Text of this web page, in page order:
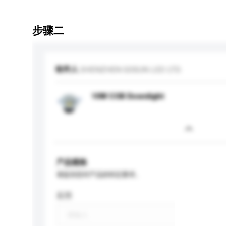
步骤二
收件人
10W COB Downlight
产品规格